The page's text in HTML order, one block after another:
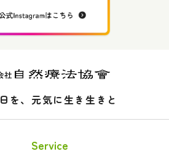
を、元気に生き生きと
Service